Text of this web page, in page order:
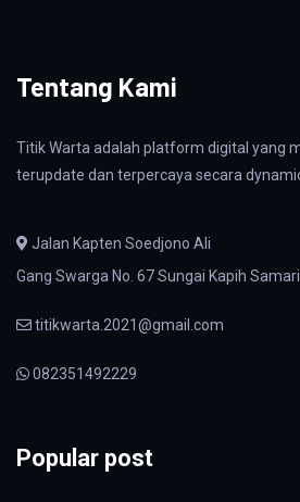
Tentang Kami
Titik Warta adalah platform digital yang
terupdate dan terpercaya secara
Jalan Kapten Soedjono Ali
Gang Swarga No. 67 Sungai Kapih
titikwarta.2021@gmail.com
082351492229
Popular post